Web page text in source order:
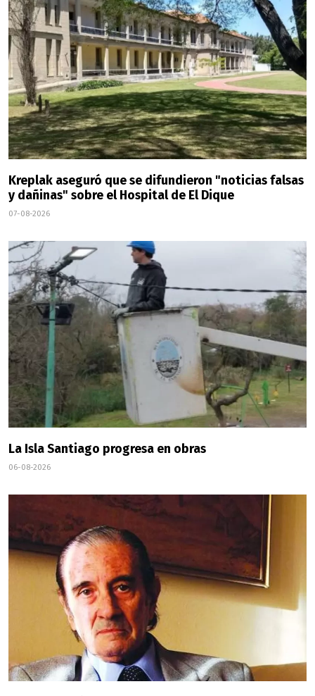
Kreplak aseguró que se difundieron "noticias falsas
y dañinas" sobre el Hospital de El Dique
07-08-2026
La Isla Santiago progresa en obras
06-08-2026